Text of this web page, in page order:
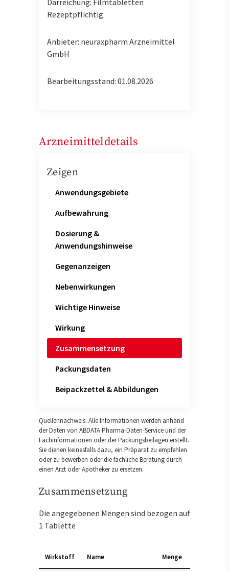
Darreichung: Filmtabletten
Rezeptpflichtig
Anbieter: neuraxpharm Arzneimittel
GmbH
Bearbeitungsstand: 01.08.2026
Arzneimitteldetails
Zeigen
Anwendungsgebiete
Aufbewahrung
Dosierung &
Anwendungshinweise
Gegenanzeigen
Nebenwirkungen
Wichtige Hinweise
Wirkung
Zusammensetzung
Packungsdaten
Beipackzettel & Abbildungen
Quellennachweis: Alle Informationen werden anhand
der Daten von ABDATA Pharma-Daten-Service und der
Fachinformationen oder der Packungsbeilagen erstellt.
Sie dienen keinesfalls dazu, ein Präparat zu empfehlen
oder zu bewerben oder die fachliche Beratung durch
einen Arzt oder Apotheker zu ersetzen.
Zusammensetzung
Die angegebenen Mengen sind bezogen auf
1 Tablette
Wirkstoff Name Menge